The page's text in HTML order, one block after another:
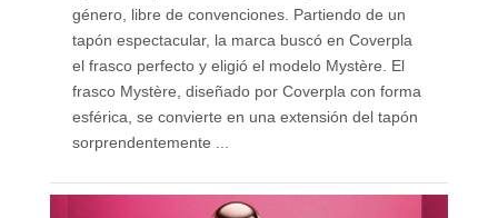
género, libre de convenciones. Partiendo de un
tapón espectacular, la marca buscó en Coverpla
el frasco perfecto y eligió el modelo Mystère. El
frasco Mystère, diseñado por Coverpla con forma
esférica, se convierte en una extensión del tapón
sorprendentemente ...